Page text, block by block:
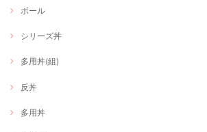
ボール
シリーズ丼
多用丼(組)
反丼
多用丼